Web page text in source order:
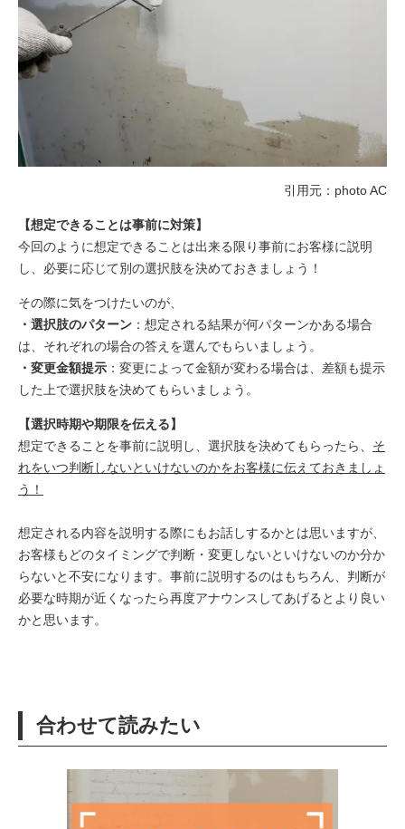
引用元：photo AC
【想定できることは事前に対策】
今回のように想定できることは出来る限り事前にお客様に説明
し、必要に応じて別の選択肢を決めておきましょう！
その際に気をつけたいのが、
・選択肢のパターン ：想定される結果が何パターンかある場合
は、それぞれの場合の答えを選んでもらいましょう。
・変更金額提示 ：変更によって金額が変わる場合は、差額も提示
した上で選択肢を決めてもらいましょう。
【選択時期や期限を伝える】
想定できることを事前に説明し、選択肢を決めてもらったら、 そ
れをいつ判断しないといけないのかをお客様に伝えておきましょ
う！
想定される内容を説明する際にもお話しするかとは思いますが、
お客様もどのタイミングで判断・変更しないといけないのか分か
らないと不安になります。事前に説明するのはもちろん、判断が
必要な時期が近くなったら再度アナウンスしてあげるとより良い
かと思います。
合わせて読みたい